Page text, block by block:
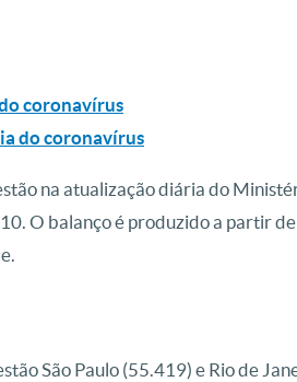
coronavírus
do coronavírus
na atualização diária do
O balanço é produzido a partir de
São Paulo (55.419) e Rio de